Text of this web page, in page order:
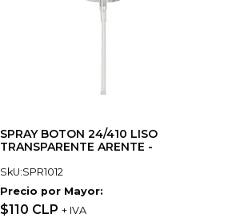
SPRAY BOTON 24/410 LISO
TRANSPARENTE ARENTE -
SkU:SPR1012
Precio por Mayor:
$110 CLP + IVA